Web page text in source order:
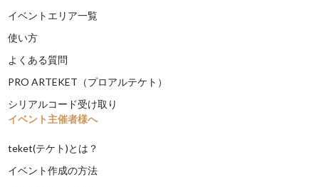
イベントエリア一覧
使い方
よくある質問
PRO ARTEKET（プロアルテケト）
シリアルコード受け取り
イベント主催者様へ
teket(テケト)とは？
イベント作成の方法